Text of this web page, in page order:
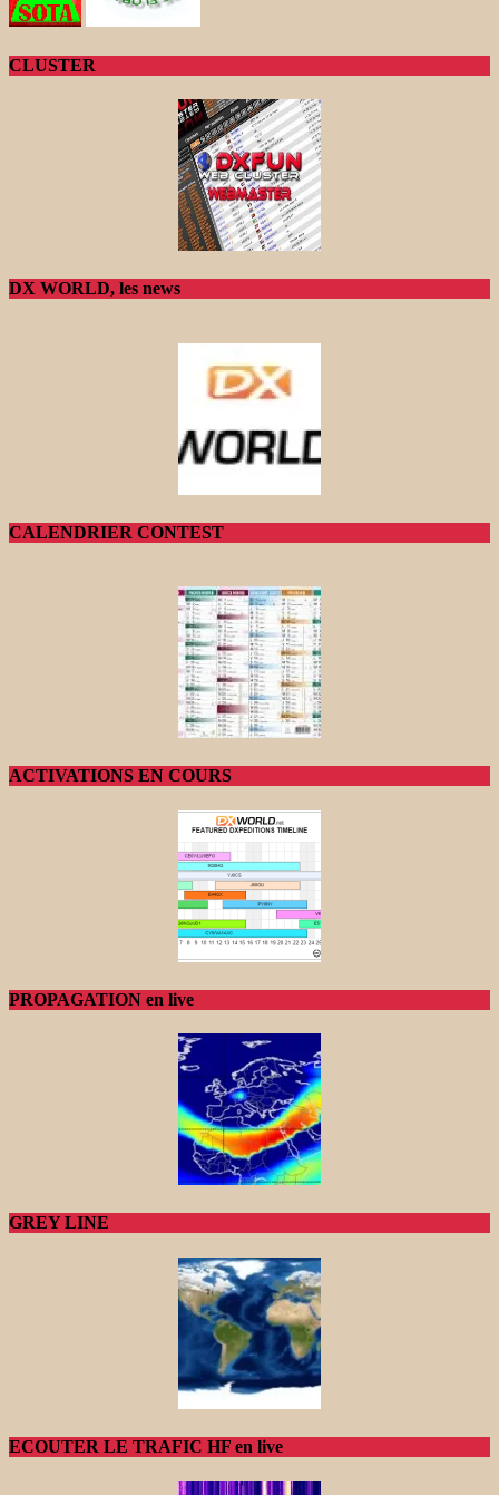
CLUSTER
DX WORLD, les news
CALENDRIER CONTEST
ACTIVATIONS EN COURS
PROPAGATION en live
GREY LINE
ECOUTER LE TRAFIC HF en live